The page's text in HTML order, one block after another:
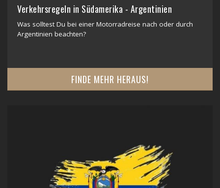
Verkehrsregeln in Südamerika - Argentinien
Was solltest Du bei einer Motorradreise nach oder durch
Argentinien beachten?
FINDE MEHR HERAUS!